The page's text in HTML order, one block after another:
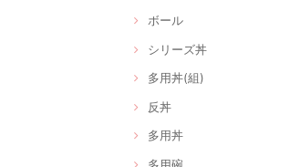
ボール
シリーズ丼
多用丼(組)
反丼
多用丼